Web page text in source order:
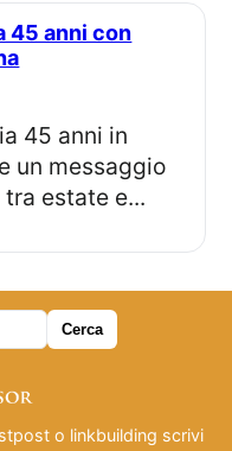
un messaggio
estate e...
o linkbuilding scrivi